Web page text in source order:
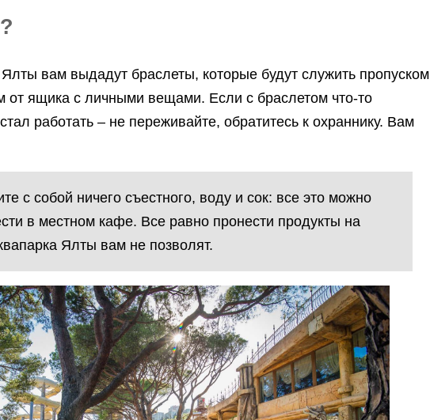
вам выдадут браслеты, которые будут служить пропуском
от ящика с личными вещами. Если с браслетом что-то
работать – не переживайте, обратитесь к охраннику. Вам
с собой ничего съестного, воду и сок: все это можно
в местном кафе. Все равно пронести продукты на
Ялты вам не позволят.